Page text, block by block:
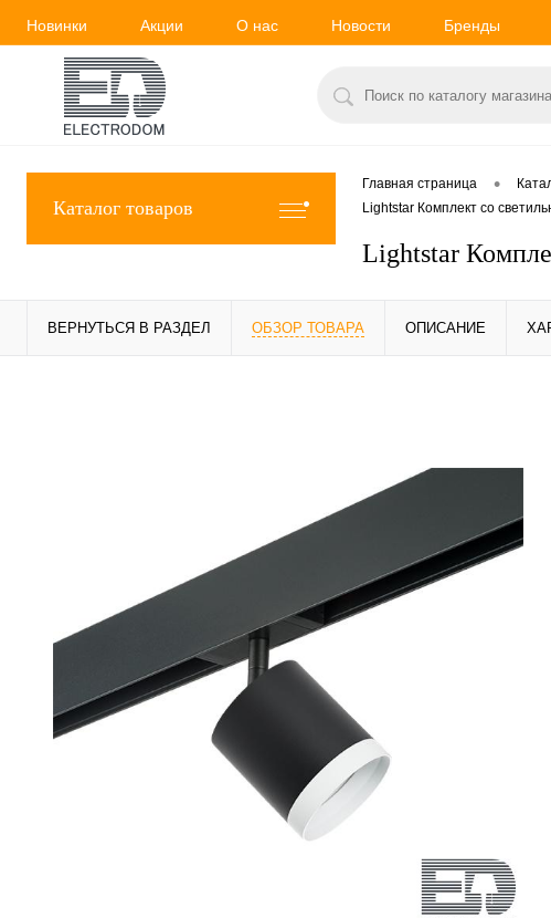
Новинки Акции О нас Новости Бренды
Каталог товаров
Главная страница •
Lightstar Комплект со
Lightstar
ВЕРНУТЬСЯ В РАЗДЕЛ ОБЗОР ТОВАРА ОПИСАНИЕ